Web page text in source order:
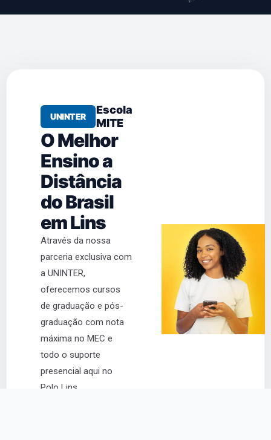
UNINTER
Escola
MITE
O Melhor
Ensino a
Distância
do Brasil
em Lins
Através da nossa
parceria exclusiva com
a UNINTER,
oferecemos cursos
de graduação e pós-
graduação com nota
máxima no MEC e
todo o suporte
presencial aqui no
Polo Lins.